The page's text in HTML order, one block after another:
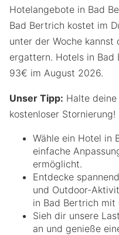
Hotelangebote in Bad
Bad Bertrich kostet im
unter der Woche kannst
ergattern. Hotels in
93€ im August 2026.
Unser Tipp: Halte
kostenloser Stornierung!
Wähle ein Hotel in
einfache
ermöglicht.
Entdecke
und Outdoor-
in Bad Bertrich mit
Sieh dir unsere
an und genieße